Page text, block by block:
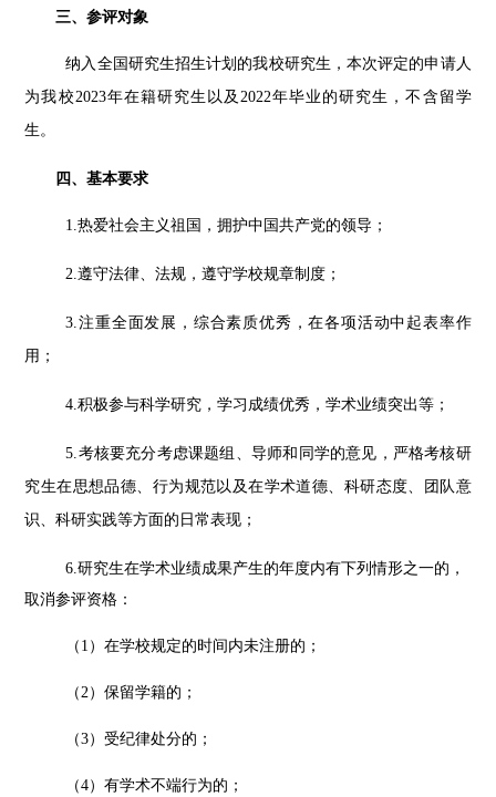
三、参评对象
纳入全国研究生招生计划的我校研究生，本次评定的申请人
为我校 2023年在籍研究生以及2022年毕业的研究生，不含留学
生。
四、基本要求
1.热爱社会主义祖国，拥护中国共产党的领导；
2.遵守法律、法规，遵守学校规章制度；
3.注重全面发展，综合素质优秀，在各项活动中起表率作
用；
4.积极参与科学研究，学习成绩优秀，学术业绩突出等；
5. 考核要充分考虑课题组、导师和同学的意见，严格考核研
究生在思想品德、行为规范以及在学术道德、科研态度、团队意
识 、科研实践等方面的日常表现；
6.研究生在学术业绩成果产生的年度内有下列情形之一的，
取消参评资格：
（ 1）在学校规定的时间内未注册的；
（ 2）保留学籍的；
（3）受纪律处分的；
（4）有学术不端行为的；